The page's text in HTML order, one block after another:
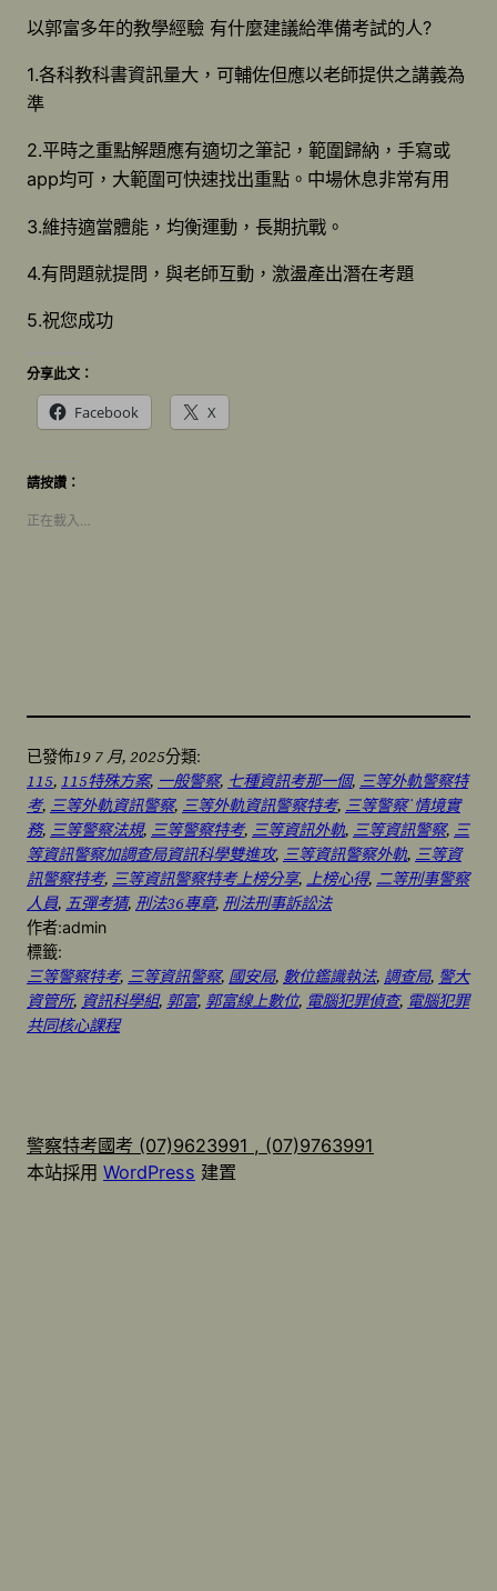
以郭富多年的教學經驗 有什麼建議給準備考試的人?
1.各科教科書資訊量大，可輔佐但應以老師提供之講義為
準
2.平時之重點解題應有適切之筆記，範圍歸納，手寫或
app均可，大範圍可快速找出重點。中場休息非常有用
3.維持適當體能，均衡運動，長期抗戰。
4.有問題就提問，與老師互動，激盪產出潛在考題
5.祝您成功
分享此文：
Facebook X
請按讚：
正在載入…
已發佈19 7 月, 2025分類:
115, 115特殊方案, 一般警察, 七種資訊考那一個, 三等外軌警察特
考, 三等外軌資訊警察, 三等外軌資訊警察特考, 三等警察˙情境實
務, 三等警察法規, 三等警察特考, 三等資訊外軌, 三等資訊警察, 三
等資訊警察加調查局資訊科學雙進攻, 三等資訊警察外軌, 三等資
訊警察特考, 三等資訊警察特考上榜分享, 上榜心得, 二等刑事警察
人員, 五彈考猜, 刑法36專章, 刑法刑事訴訟法
作者:admin
標籤:
三等警察特考, 三等資訊警察, 國安局, 數位鑑識執法, 調查局, 警大
資管所, 資訊科學組, 郭富, 郭富線上數位, 電腦犯罪偵查, 電腦犯罪
共同核心課程
警察特考國考 (07)9623991 , (07)9763991
本站採用 WordPress 建置